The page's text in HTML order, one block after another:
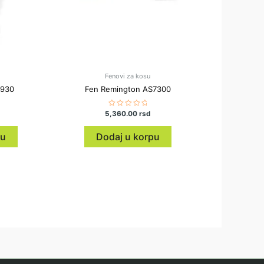
Fenovi za kosu
Fen Remington AS7300
Ocenjeno
sa
0
od
5
5,360.00rsd
Dodaj u korpu